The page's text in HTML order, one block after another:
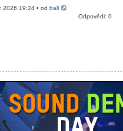
2026 19:24 • od ball
Odpovědi: 0